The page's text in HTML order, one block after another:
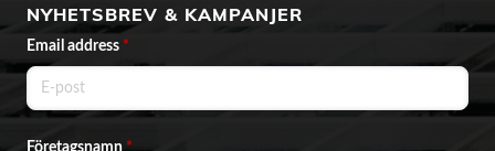
NYHETSBREV & KAMPANJER
Email address *
Företagsnamn *